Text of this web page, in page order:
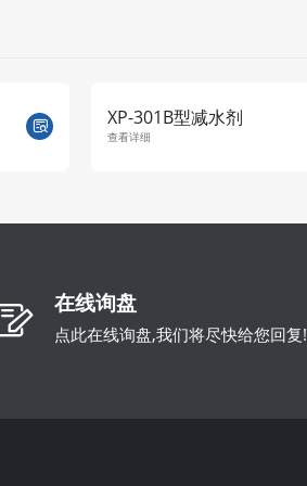
XP-301B型减水剂
查看详细
在线询盘
点此在线询盘,我们将尽快给您回复!